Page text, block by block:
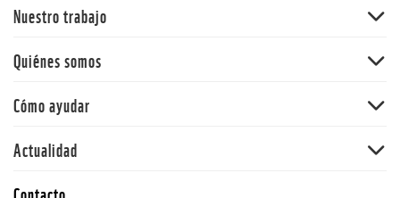
Nuestro trabajo
Océanos
Cambio climático
Ciudadanos conscientes
La Hora del Planeta
Quiénes somos
WWF en el mundo
Equipo
Cómo ayudar
Adopta
Actualidad